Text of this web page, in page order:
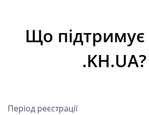
Що
.KH.UA?
Період реєстрації